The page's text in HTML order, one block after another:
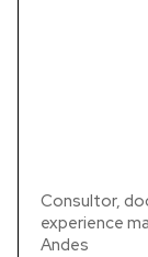
Consultor,
experience
Andes